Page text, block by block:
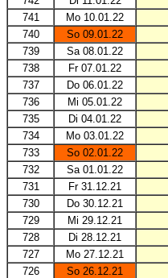
741
Mo 10.01.22
740
So 09.01.22
739
Sa 08.01.22
738
Fr 07.01.22
737
Do 06.01.22
736
Mi 05.01.22
735
Di 04.01.22
734
Mo 03.01.22
733
So 02.01.22
732
Sa 01.01.22
731
Fr 31.12.21
730
Do 30.12.21
729
Mi 29.12.21
728
Di 28.12.21
727
Mo 27.12.21
726
So 26.12.21